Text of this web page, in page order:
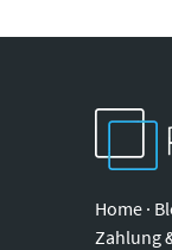
Home ·
Zahlung